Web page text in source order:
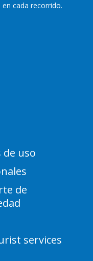
cada recorrido.
de uso
de
services